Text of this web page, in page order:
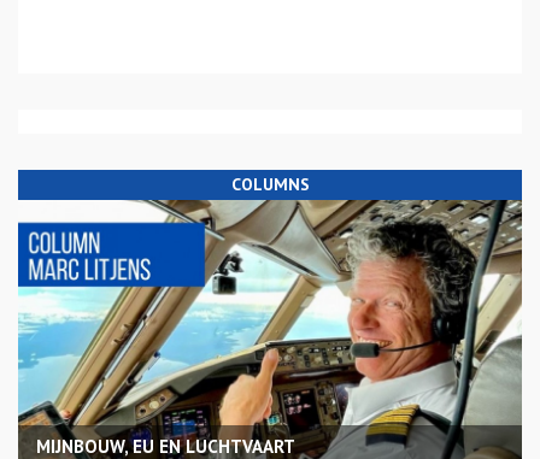
COLUMNS
MIJNBOUW, EU EN LUCHTVAART